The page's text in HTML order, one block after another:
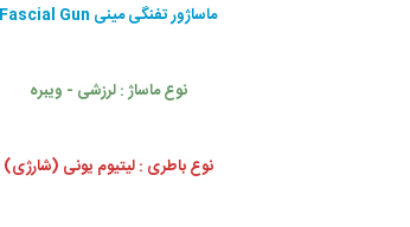
ماساژور تفنگی مینی Fascial Gun
نوع ماساژ : لرزشی - ویبره
نوع باطری : لیتیوم یونی (شارژی)